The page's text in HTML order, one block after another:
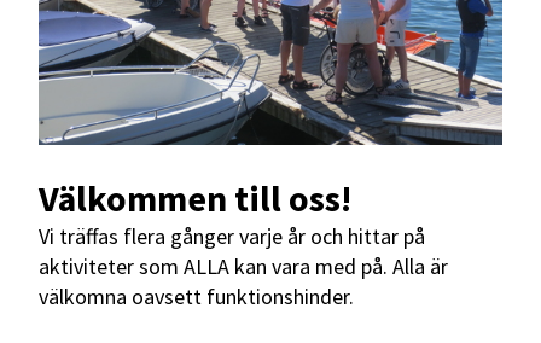
Välkommen till oss!
Vi träffas flera gånger varje år och hittar på
aktiviteter som ALLA kan vara med på. Alla är
välkomna oavsett funktionshinder.